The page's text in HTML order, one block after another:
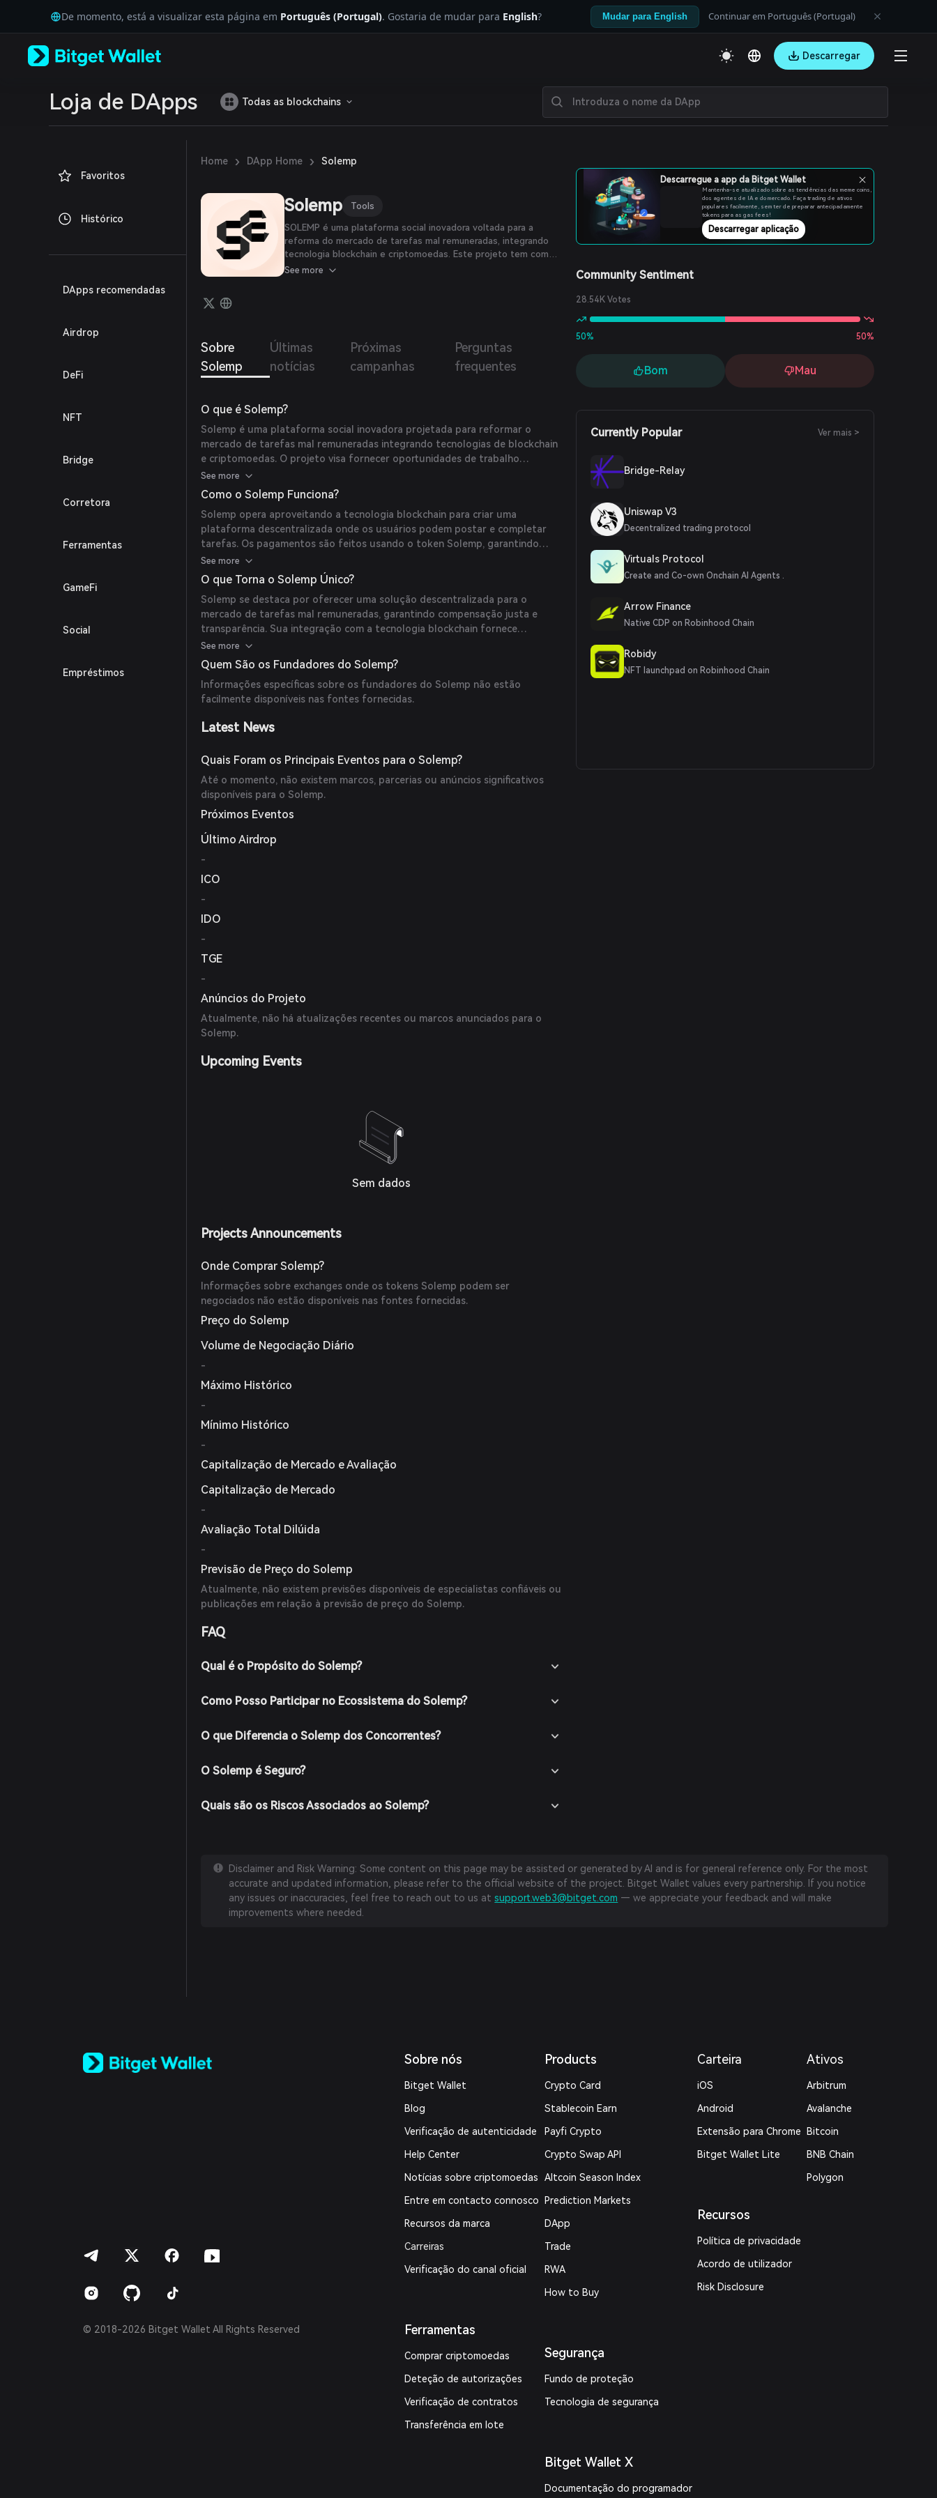
Tiếng Việt
Русский
Español (Latinoamérica)
Português (Portugal)
Bahasa Indonesia
Español (Argentina)
De momento, está a visualizar esta página em Português (Portugal). Gostaria de mudar para English? Mudar para English Continuar em Português (Portugal)
Descarregar
Loja de DApps Todas as blockchains
Favoritos
Histórico
DApps recomendadas
Airdrop
DeFi
NFT
Bridge
Corretora
Ferramentas
GameFi
Social
Empréstimos
Home › DApp Home › Solemp
Solemp Tools
SOLEMP é uma plataforma social inovadora voltada para a
reforma do mercado de tarefas mal remuneradas, integrando
tecnologia blockchain e criptomoedas. Este projeto tem como
objetivo oferecer oportunidades de trabalho para uma ampla
See more
Sobre
Solemp
Últimas
notícias
Próximas
campanhas
Perguntas
frequentes
O que é Solemp?
Solemp é uma plataforma social inovadora projetada para reformar o
mercado de tarefas mal remuneradas integrando tecnologias de blockchain
e criptomoedas. O projeto visa fornecer oportunidades de trabalho
globalmente enquanto garante pagamento justo, segurança e
transparência em cada transação.
See more
Como o Solemp Funciona?
Solemp opera aproveitando a tecnologia blockchain para criar uma
plataforma descentralizada onde os usuários podem postar e completar
tarefas. Os pagamentos são feitos usando o token Solemp, garantindo
transações seguras e transparentes.
See more
O que Torna o Solemp Único?
Solemp se destaca por oferecer uma solução descentralizada para o
mercado de tarefas mal remuneradas, garantindo compensação justa e
transparência. Sua integração com a tecnologia blockchain fornece
segurança e confiança, diferenciando-o das plataformas de tarefas
tradicionais.
See more
Quem São os Fundadores do Solemp?
Informações específicas sobre os fundadores do Solemp não estão
facilmente disponíveis nas fontes fornecidas.
Latest News
Quais Foram os Principais Eventos para o Solemp?
Até o momento, não existem marcos, parcerias ou anúncios significativos
disponíveis para o Solemp.
Próximos Eventos
Último Airdrop
-
ICO
-
IDO
-
TGE
-
Anúncios do Projeto
Atualmente, não há atualizações recentes ou marcos anunciados para o
Solemp.
Upcoming Events
Sem dados
Projects Announcements
Onde Comprar Solemp?
Informações sobre exchanges onde os tokens Solemp podem ser
negociados não estão disponíveis nas fontes fornecidas.
Preço do Solemp
Volume de Negociação Diário
-
Máximo Histórico
-
Mínimo Histórico
-
Capitalização de Mercado e Avaliação
Capitalização de Mercado
-
Avaliação Total Dilúida
-
Previsão de Preço do Solemp
Atualmente, não existem previsões disponíveis de especialistas confiáveis ou
publicações em relação à previsão de preço do Solemp.
FAQ
Qual é o Propósito do Solemp?
Como Posso Participar no Ecossistema do Solemp?
O que Diferencia o Solemp dos Concorrentes?
O Solemp é Seguro?
Quais são os Riscos Associados ao Solemp?
Descarregue a app da Bitget Wallet
Mantenha-se atualizado sobre as tendências das meme coins,
dos agentes de IA e do mercado. Faça trading de ativos
populares facilmente, sem ter de preparar antecipadamente
tokens para as gas fees!
Descarregar aplicação
Community Sentiment
28.54K Votes
50% 50%
Bom Mau
Currently Popular Ver mais >
Bridge-Relay
Uniswap V3
Decentralized trading protocol
Virtuals Protocol
Create and Co-own Onchain AI Agents .
Arrow Finance
Native CDP on Robinhood Chain
Robidy
NFT launchpad on Robinhood Chain
Disclaimer and Risk Warning: Some content on this page may be assisted or generated by AI and is for general reference only. For the most
accurate and updated information, please refer to the official website of the project. Bitget Wallet values every partnership. If you notice
any issues or inaccuracies, feel free to reach out to us atsupport.web3@bitget.com — we appreciate your feedback and will make
improvements where needed.
Español (Latinoamérica)
© 2018-2026 Bitget Wallet All Rights Reserved
Sobre nós
Bitget Wallet
Blog
Verificação de autenticidade
Help Center
Notícias sobre criptomoedas
Entre em contacto connosco
Recursos da marca
Carreiras
Verificação do canal oficial
Ferramentas
Comprar criptomoedas
Deteção de autorizações
Verificação de contratos
Transferência em lote
Products
Crypto Card
Stablecoin Earn
Payfi Crypto
Crypto Swap API
Altcoin Season Index
Prediction Markets
DApp
Trade
RWA
How to Buy
Segurança
Fundo de proteção
Tecnologia de segurança
Bitget Wallet X
Documentação do programador
Carteira
iOS
Android
Extensão para Chrome
Bitget Wallet Lite
Recursos
Política de privacidade
Acordo de utilizador
Risk Disclosure
Ativos
Arbitrum
Avalanche
Bitcoin
BNB Chain
Polygon